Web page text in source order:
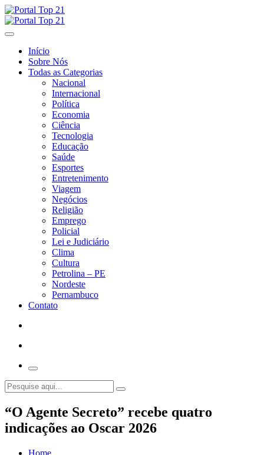
Skip
to
content
Início
Sobre Nós
Todas as Categorias
Nacional
Internacional
Política
Economia
Ciência
Tecnologia
Educação
Saúde
Esportes
Entretenimento
Viagem
Negócios
Religião
Emprego
Policial
Lei e Judiciário
Clima
Cultura
Petrolina – PE
Nordeste
Pernambuco
Contato
“O Agente Secreto” recebe quatro
indicações ao Oscar 2026
Home